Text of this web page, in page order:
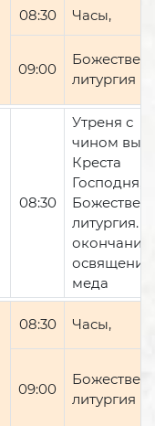
08:30 Часы,
09:00
литургия
08:30
Утреня с
чином
Креста
Господня,
литургия.
окончании
освящение
меда
08:30 Часы,
09:00
литургия